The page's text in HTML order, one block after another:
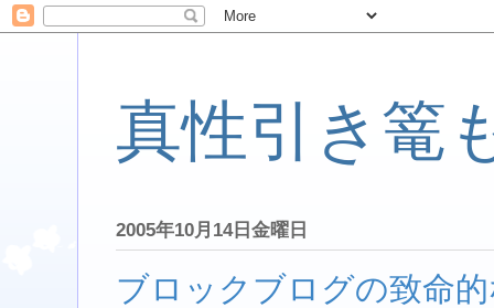
真性引き篭
2005年10月14日金曜日
ブロックブログの致命